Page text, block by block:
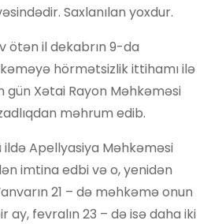
Saxlanılan yoxdur.
ötən il dekabrın 9-da
hörmətsizlik ittihamı ilə
gün Xətai Rayon Məhkəməsi
məhrum edib.
Apellyasiya Məhkəməsi
imtina edbi və o, yenidən
21 – də məhkəmə onun
ay, fevralın 23 – də isə daha iki